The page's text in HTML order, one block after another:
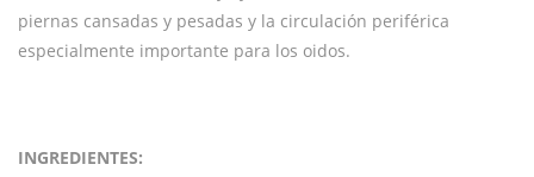
piernas cansadas y pesadas y la circulación periférica
especialmente importante para los oidos.
INGREDIENTES: